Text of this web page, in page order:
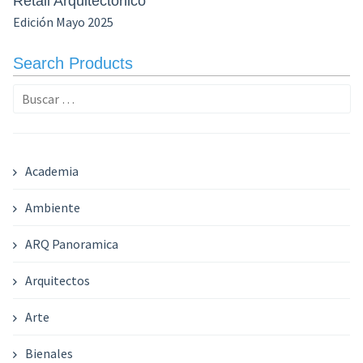
Edición Mayo 2025
Search Products
Buscar:
Academia
Ambiente
ARQ Panoramica
Arquitectos
Arte
Bienales